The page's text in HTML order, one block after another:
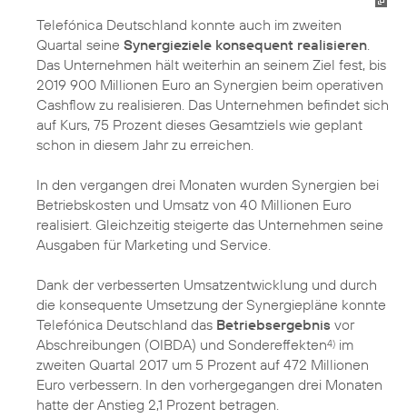
Telefónica Deutschland konnte auch im zweiten
Quartal seine Synergieziele konsequent realisieren.
Das Unternehmen hält weiterhin an seinem Ziel fest, bis
2019 900 Millionen Euro an Synergien beim operativen
Cashflow zu realisieren. Das Unternehmen befindet sich
auf Kurs, 75 Prozent dieses Gesamtziels wie geplant
schon in diesem Jahr zu erreichen.
In den vergangen drei Monaten wurden Synergien bei
Betriebskosten und Umsatz von 40 Millionen Euro
realisiert. Gleichzeitig steigerte das Unternehmen seine
Ausgaben für Marketing und Service.
Dank der verbesserten Umsatzentwicklung und durch
die konsequente Umsetzung der Synergiepläne konnte
Telefónica Deutschland das Betriebsergebnis vor
Abschreibungen (OIBDA) und Sondereffekten4) im
zweiten Quartal 2017 um 5 Prozent auf 472 Millionen
Euro verbessern. In den vorhergegangen drei Monaten
hatte der Anstieg 2,1 Prozent betragen.